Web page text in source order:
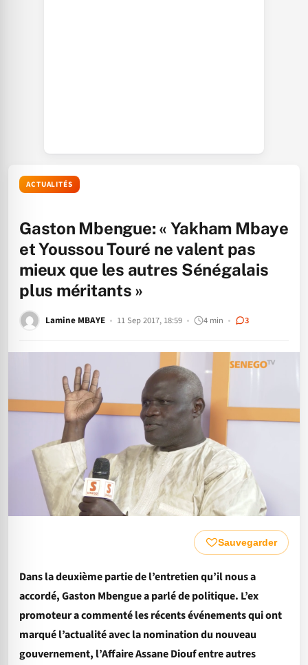
ACTUALITÉS
Gaston Mbengue: « Yakham Mbaye
et Youssou Touré ne valent pas
mieux que les autres Sénégalais
plus méritants »
Lamine MBAYE 11 Sep 2017, 18:59 4 min 3
Sauvegarder
Dans la deuxième partie de l’entretien qu’il nous a
accordé, Gaston Mbengue a parlé de politique. L’ex
promoteur a commenté les récents événements qui ont
marqué l’actualité avec la nomination du nouveau
gouvernement, l’Affaire Assane Diouf entre autres